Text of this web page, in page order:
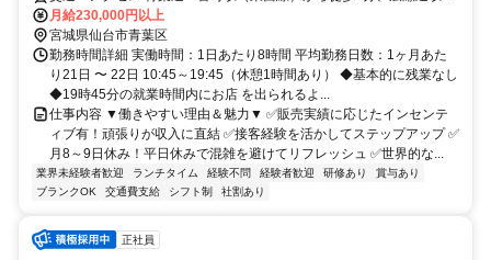
（南北線）から徒歩3分
月給230,000円以上
宮城県仙台市青葉区
勤務時間詳細 実働時間：1日あたり8時間 平均勤務日数：1ヶ月あた
り21日 〜 22日 10:45～19:45（休憩1時間あり） ◆基本的に残業なし
◆19時45分の就業時間内にお店 を出られるよ...
仕事内容 ▼働きやすい理由＆魅力▼ ✅販売実績に応じたインセンテ
ィブ有！頑張りが収入に直結 ✅接客経験を活かしてステップアップ ✅
月8～9日休み！平日休みで混雑を避けてリフレッシュ ✅世界的な...
業界未経験者歓迎 ランチタイム 経験不問 経験者歓迎 研修あり
賞与あり
ブランクOK
交通費支給 シフト制 社割あり
正社員